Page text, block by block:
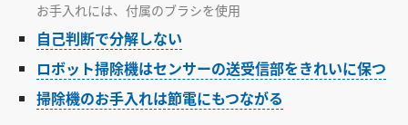
お手入れには、付属のブラシを使用
自己判断で分解しない
ロボット掃除機はセンサーの送受信部をきれいに保つ
掃除機のお手入れは節電にもつながる